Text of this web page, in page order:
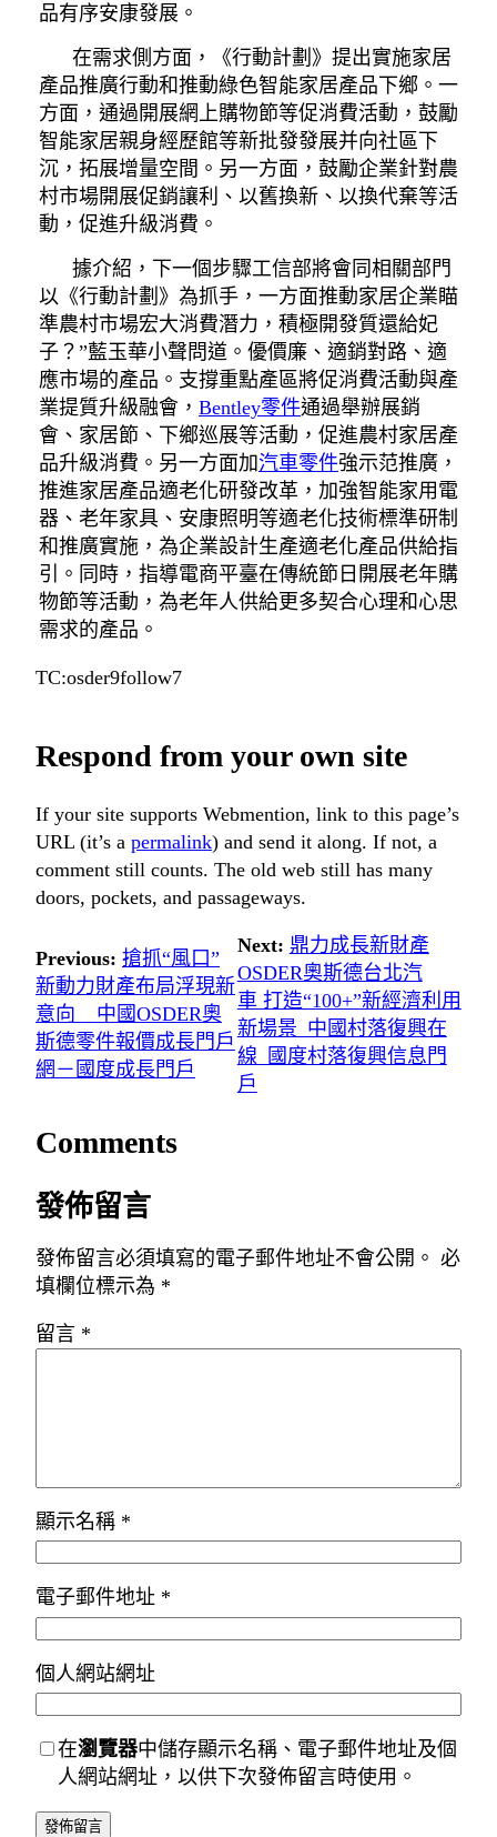
品有序安康發展。
在需求側方面，《行動計劃》提出實施家居
產品推廣行動和推動綠色智能家居產品下鄉。一
方面，通過開展網上購物節等促消費活動，鼓勵
智能家居親身經歷館等新批發發展并向社區下
沉，拓展增量空間。另一方面，鼓勵企業針對農
村市場開展促銷讓利、以舊換新、以換代棄等活
動，促進升級消費。
據介紹，下一個步驟工信部將會同相關部門
以《行動計劃》為抓手，一方面推動家居企業瞄
準農村市場宏大消費潛力，積極開發質還給妃
子？”藍玉華小聲問道。優價廉、適銷對路、適
應市場的產品。支撐重點產區將促消費活動與產
業提質升級融會， Bentley零件通過舉辦展銷
會、家居節、下鄉巡展等活動，促進農村家居產
品升級消費。另一方面加汽車零件強示范推廣，
推進家居產品適老化研發改革，加強智能家用電
器、老年家具、安康照明等適老化技術標準研制
和推廣實施，為企業設計生產適老化產品供給指
引。同時，指導電商平臺在傳統節日開展老年購
物節等活動，為老年人供給更多契合心理和心思
需求的產品。
TC:osder9follow7
Respond from your own site
If your site supports Webmention, link to this page’s
URL (it’s a permalink) and send it along. If not, a
comment still counts. The old web still has many
doors, pockets, and passageways.
Previous: 搶抓“風口”
新動力財產布局浮現新
意向 _ 中國OSDER奧
斯德零件報價成長門戶
網－國度成長門戶
Next: 鼎力成長新財產
OSDER奧斯德台北汽
車 打造“100+”新經濟利用
新場景_中國村落復興在
線_國度村落復興信息門
戶
Comments
發佈留言
發佈留言必須填寫的電子郵件地址不會公開。 必
填欄位標示為 *
留言 *
顯示名稱 *
電子郵件地址 *
個人網站網址
在瀏覽器中儲存顯示名稱、電子郵件地址及個
人網站網址，以供下次發佈留言時使用。